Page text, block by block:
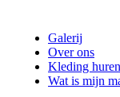
Galerij
Over ons
Kleding huren
Wat is mijn